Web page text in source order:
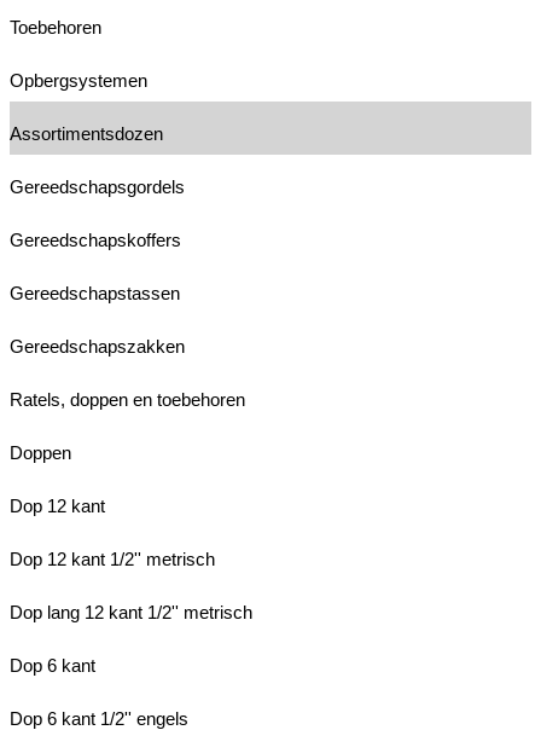
Toebehoren
Opbergsystemen
Assortimentsdozen
Gereedschapsgordels
Gereedschapskoffers
Gereedschapstassen
Gereedschapszakken
Ratels, doppen en toebehoren
Doppen
Dop 12 kant
Dop 12 kant 1/2'' metrisch
Dop lang 12 kant 1/2'' metrisch
Dop 6 kant
Dop 6 kant 1/2'' engels